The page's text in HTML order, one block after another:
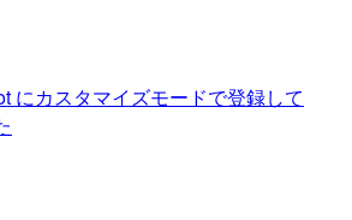
にカスタマイズモードで登録して